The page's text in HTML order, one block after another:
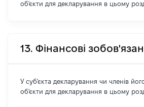
об'єкти для декларування в цьому
13. Фінансові
У суб'єкта декларування чи членів його
об'єкти для декларування в цьому